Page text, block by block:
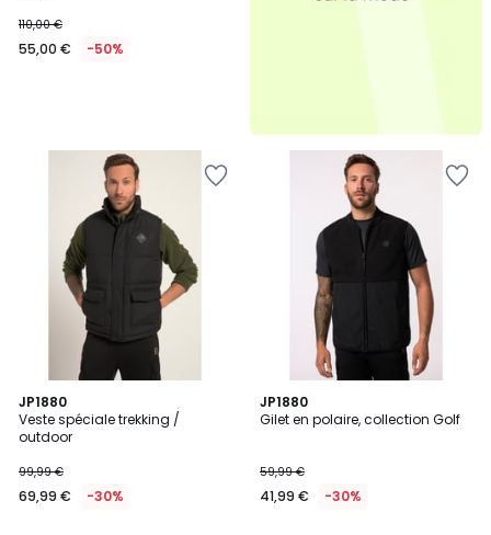
110,00 €
55,00 € -50%
JP1880
Veste spéciale trekking /
outdoor
99,99 €
69,99 € -30%
JP1880
Gilet en polaire, collection Golf
59,99 €
41,99 € -30%